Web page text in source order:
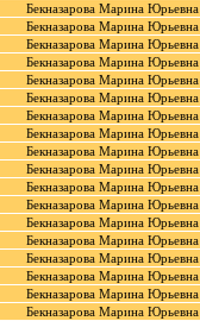
Бекназарова Марина Юрьевна
Бекназарова Марина Юрьевна
Бекназарова Марина Юрьевна
Бекназарова Марина Юрьевна
Бекназарова Марина Юрьевна
Бекназарова Марина Юрьевна
Бекназарова Марина Юрьевна
Бекназарова Марина Юрьевна
Бекназарова Марина Юрьевна
Бекназарова Марина Юрьевна
Бекназарова Марина Юрьевна
Бекназарова Марина Юрьевна
Бекназарова Марина Юрьевна
Бекназарова Марина Юрьевна
Бекназарова Марина Юрьевна
Бекназарова Марина Юрьевна
Бекназарова Марина Юрьевна
Бекназарова Марина Юрьевна